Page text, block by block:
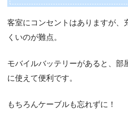
客室にコンセントはありますが、
くいのが難点。
モバイルバッテリーがあると、部
に使えて便利です。
もちろんケーブルも忘れずに！